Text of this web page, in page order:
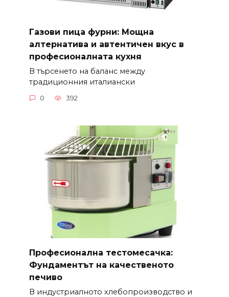
Газови пица фурни: Мощна
алтернатива и автентичен вкус в
професионалната кухня
В търсенето на баланс между
традиционния италиански
0 392
Професионална тестомесачка:
Фундаментът на качественото
печиво
В индустриалното хлебопроизводство и